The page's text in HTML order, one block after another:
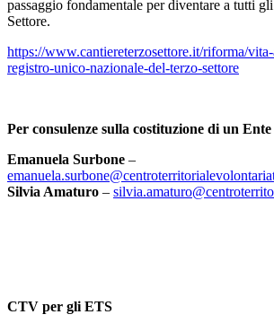
passaggio fondamentale per diventare a tutti
Settore.
https://www.cantiereterzosettore.it/riforma/
registro-unico-nazionale-del-terzo-settore
Per consulenze sulla costituzione di un
Emanuela Surbone –
Silvia Amaturo –
CTV per gli ETS